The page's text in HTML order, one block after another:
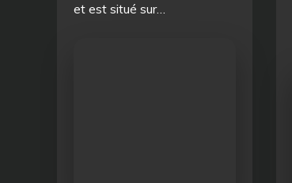
et est situé sur…